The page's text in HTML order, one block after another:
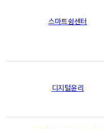
스마트쉼센터
디지털윤리